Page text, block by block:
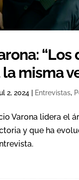
la misma
2, 2024 Entrevistas,
Varona lidera el
y que ha